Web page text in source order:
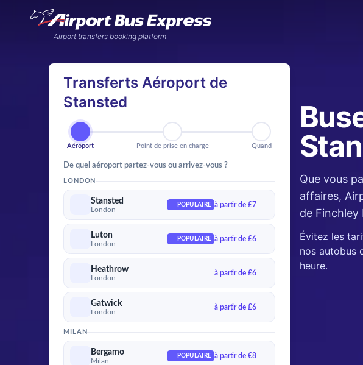
Airport transfers booking platform
Transferts Aéroport de
Stansted
Aéroport
Aéroport
Point de prise en charge
Point de prise en charge
Quand
Quand
De quel aéroport partez-vous ou arrivez-vous ?
LONDON
Stansted
London
POPULAIRE à partir de £7
Luton
London
POPULAIRE à partir de £6
Heathrow
London
à partir de £6
Gatwick
London
à partir de £6
MILAN
Bergamo
Milan
POPULAIRE à partir de €8
Que vous
affaires,
de Finchley
Évitez les
nos autobus
heure.